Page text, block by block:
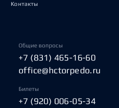
Контакты
Общие вопросы
+7 (831) 465-16-60
office@hctorpedo.ru
Билеты
+7 (920) 006-05-34